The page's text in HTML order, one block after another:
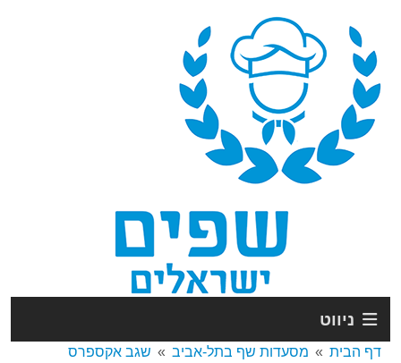
ניווט
דף הבית מסעדות שף בתל-אביב שגב אקספרס